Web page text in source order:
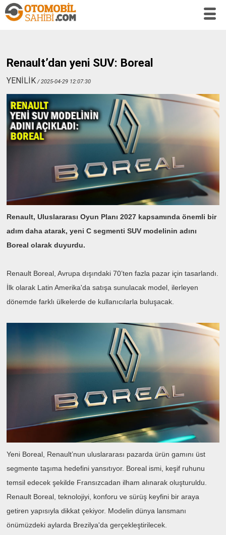
Renault’dan yeni SUV: Boreal
YENİLİK / 2025-04-29 12:07:30
Renault, Uluslararası Oyun Planı 2027 kapsamında önemli bir
adım daha atarak, yeni C segmenti SUV modelinin adını
Boreal olarak duyurdu.
Renault Boreal, Avrupa dışındaki 70’ten fazla pazar için tasarlandı.
İlk olarak Latin Amerika'da satışa sunulacak model, ilerleyen
dönemde farklı ülkelerde de kullanıcılarla buluşacak.
Yeni Boreal, Renault’nun uluslararası pazarda ürün gamını üst
segmente taşıma hedefini yansıtıyor. Boreal ismi, keşif ruhunu
temsil edecek şekilde Fransızcadan ilham alınarak oluşturuldu.
Renault Boreal, teknolojiyi, konforu ve sürüş keyfini bir araya
getiren yapısıyla dikkat çekiyor. Modelin dünya lansmanı
önümüzdeki aylarda Brezilya'da gerçekleştirilecek.